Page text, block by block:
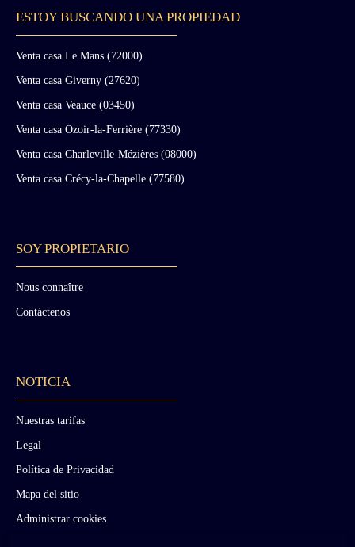
ESTOY BUSCANDO UNA PROPIEDAD
Venta casa Le Mans (72000)
Venta casa Giverny (27620)
Venta casa Veauce (03450)
Venta casa Ozoir-la-Ferrière (77330)
Venta casa Charleville-Mézières (08000)
Venta casa Crécy-la-Chapelle (77580)
SOY PROPIETARIO
Nous connaître
Contáctenos
NOTICIA
Nuestras tarifas
Legal
Política de Privacidad
Mapa del sitio
Administrar cookies